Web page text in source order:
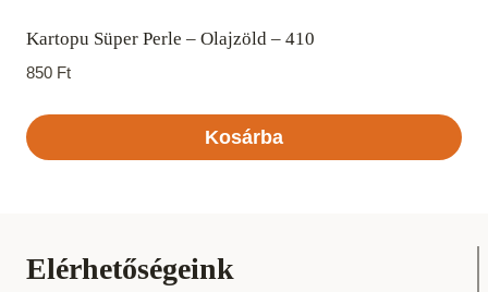
Kartopu Süper Perle – Olajzöld – 410
850 Ft
Kosárba
Elérhetőségeink